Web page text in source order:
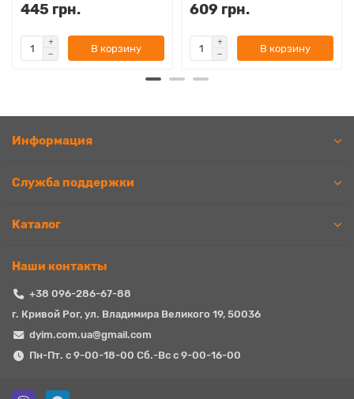
445 грн.
В корзину
609 грн.
В корзину
Информация
Служба поддержки
Каталог
Наши контакты
+38 096-286-67-88
г. Кривой Рог, ул. Владимира Великого 19, 50036
dyim.com.ua@gmail.com
Пн-Пт. с 9-00-18-00 Сб.-Вс с 9-00-16-00